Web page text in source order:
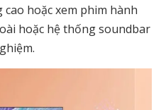
hoặc xem phim hành
hoặc hệ thống soundbar